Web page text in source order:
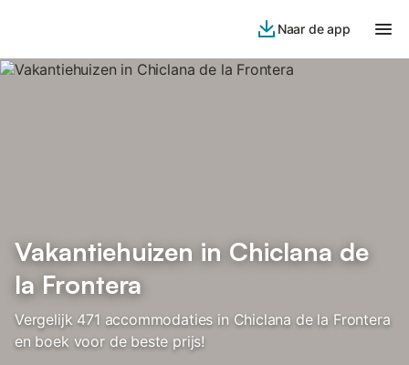
Naar de app
Vakantiehuizen in Chiclana de
la Frontera
Vergelijk 471 accommodaties in Chiclana de la Frontera
en boek voor de beste prijs!